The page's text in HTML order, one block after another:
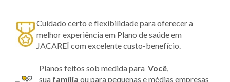
Cuidado certo e flexibilidade para oferecer a
melhor experiência em Plano de saúde em
JACAREÍ com excelente custo-benefício.
Planos feitos sob medida para Você,
sua família ou para pequenas e médias empresas